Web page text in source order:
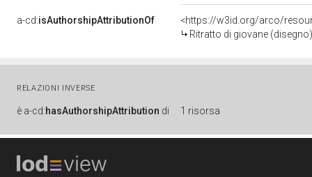
a-cd:isAuthorshipAttributionOf
<https://w3id.org/arco/
Ritratto di giovane
RELAZIONI INVERSE
è a-cd:hasAuthorshipAttribution di 1 risorsa